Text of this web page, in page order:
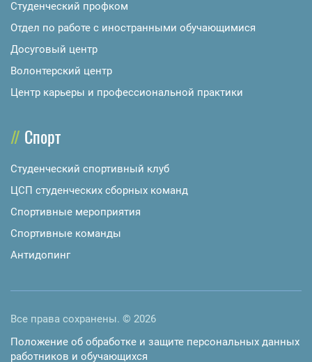
Студенческий профком
Отдел по работе с иностранными обучающимися
Досуговый центр
Волонтерский центр
Центр карьеры и профессиональной практики
Спорт
Студенческий спортивный клуб
ЦСП студенческих сборных команд
Спортивные мероприятия
Спортивные команды
Антидопинг
Все права сохранены. © 2026
Положение об обработке и защите персональных данных
работников и обучающихся